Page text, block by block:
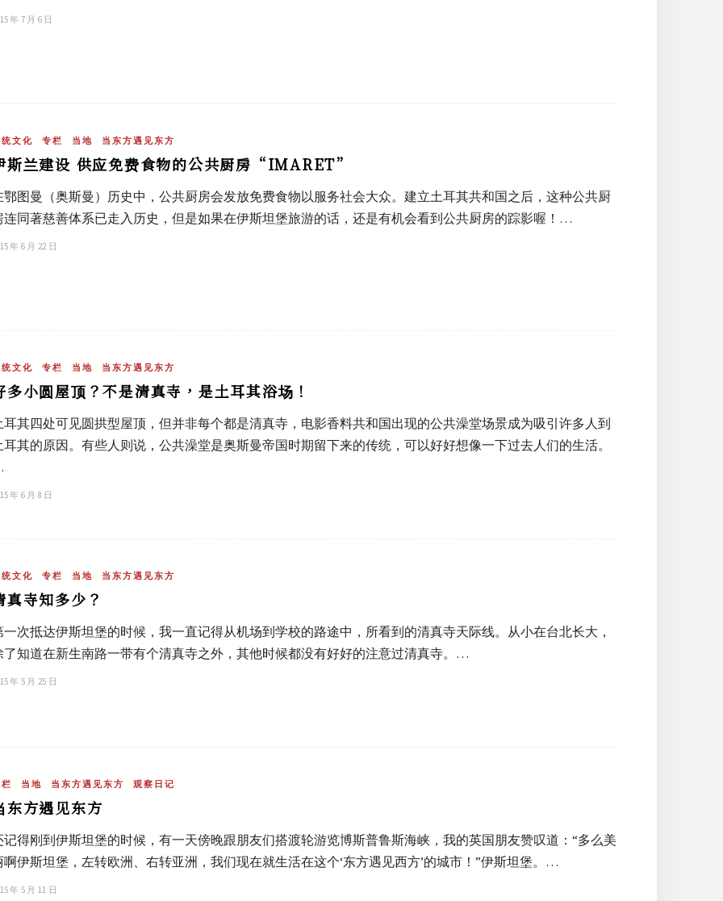
年 7 月 6 日
文化 专栏 当地 当东方遇见东方
斯兰建设 供应免费食物的公共厨房“IMARET”
鄂图曼（奥斯曼）历史中，公共厨房会发放免费食物以服务社会大众。建立土耳其共和国之后，这种公共厨
连同著慈善体系已走入历史，但是如果在伊斯坦堡旅游的话，还是有机会看到公共厨房的踪影喔！…
年 6 月 22 日
文化 专栏 当地 当东方遇见东方
多小圆屋顶？不是清真寺，是土耳其浴场！
耳其四处可见圆拱型屋顶，但并非每个都是清真寺，电影香料共和国出现的公共澡堂场景成为吸引许多人到
耳其的原因。有些人则说，公共澡堂是奥斯曼帝国时期留下来的传统，可以好好想像一下过去人们的生活。
年 6 月 8 日
文化 专栏 当地 当东方遇见东方
真寺知多少？
一次抵达伊斯坦堡的时候，我一直记得从机场到学校的路途中，所看到的清真寺天际线。从小在台北长大，
了知道在新生南路一带有个清真寺之外，其他时候都没有好好的注意过清真寺。…
年 5 月 25 日
当地 当东方遇见东方 观察日记
东方遇见东方
记得刚到伊斯坦堡的时候，有一天傍晚跟朋友们搭渡轮游览博斯普鲁斯海峡，我的英国朋友赞叹道：“多么美
啊伊斯坦堡，左转欧洲、右转亚洲，我们现在就生活在这个‘东方遇见西方’的城市！”伊斯坦堡。…
年 5 月 11 日